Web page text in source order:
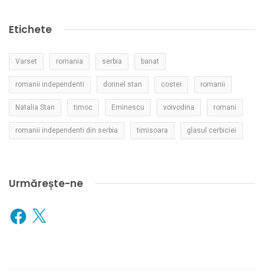
Etichete
Varset romania serbia banat
romanii independenti dorinel stan costei romanii
Natalia Stan timoc Eminescu voivodina romani
romanii independenti din serbia timisoara glasul cerbiciei
Urmărește-ne
Facebook
X